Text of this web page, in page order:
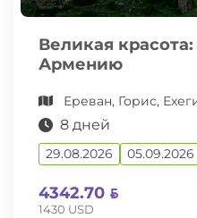
Великая красота:
Армению
Ереван, Горис,
8 дней
29.08.2026 05.09.2026
4342.70
1430 USD